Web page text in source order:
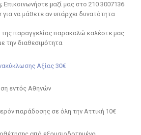
Επικοινωνήστε μαζί μας στο 210 3007136
να μάθετε αν υπάρχει δυνατότητα
παραγγελίας παρακαλώ καλέστε μας
την διαθεσιμότητα
Αξίας 30€
εντός Αθηνών
παράδοσης σε όλη την Αττική 10€